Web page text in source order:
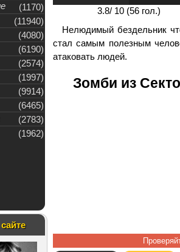
(1170)
(11940)
(4080)
(6190)
(2574)
(1997)
(9914)
(6465)
(2783)
(1962)
3.8/ 10 (56гол.)
Нелюдимый бездельник
стал самым полезным
атаковать людей.
Зомби из